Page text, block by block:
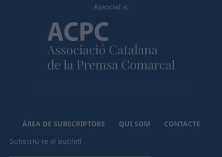
Associat a:
ÀREA DE SUBSCRIPTORS QUI SOM
CONTACTE
Subscriu-te al butlletí